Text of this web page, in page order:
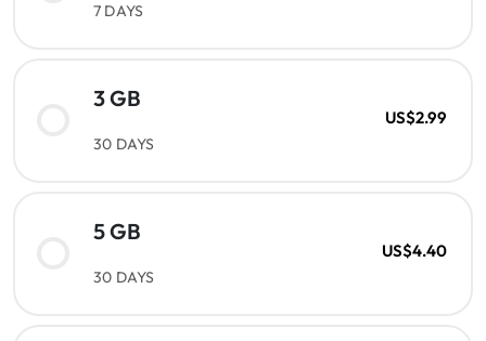
7 DAYS
3 GB
30 DAYS
US$2.99
5 GB
30 DAYS
US$4.40